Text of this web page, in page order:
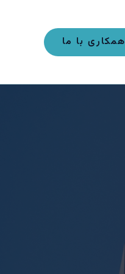
همکاری با ما